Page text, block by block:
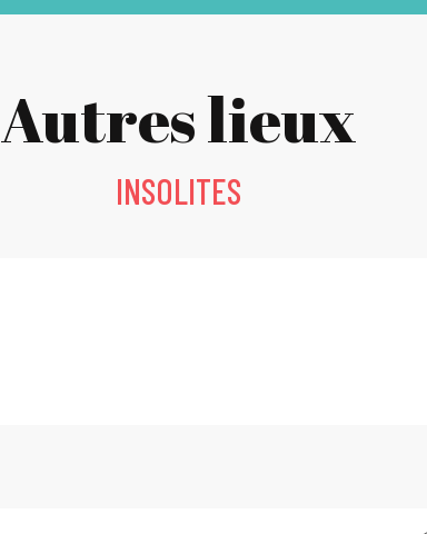
Autres lieux
INSOLITES